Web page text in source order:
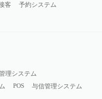
客
予約システム
理システム
POS 与信管理システム